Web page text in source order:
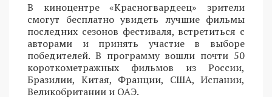
В киноцентре «Красногвардеец» зрители
смогут бесплатно увидеть лучшие фильмы
последних сезонов фестиваля, встретиться с
авторами и принять участие в выборе
победителей. В программу вошли почти 50
короткометражных фильмов из России,
Бразилии, Китая, Франции, США, Испании,
Великобритании и ОАЭ.